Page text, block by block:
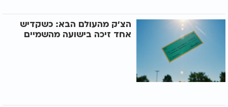
הצ'ק מהעולם הבא: כשקדיש
אחד זיכה בישועה מהשמיים